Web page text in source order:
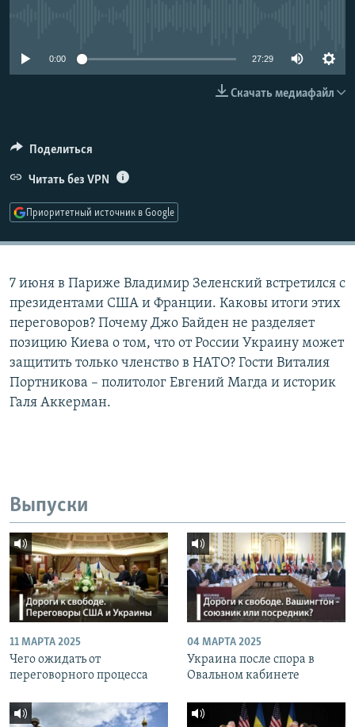
0:00 27:29
Скачать медиафайл
Поделиться
Читать без VPN
Приоритетный источник в Google
7 июня в Париже Владимир Зеленский встретился с
президентами США и Франции. Каковы итоги этих
переговоров? Почему Джо Байден не разделяет
позицию Киева о том, что от России Украину может
защитить только членство в НАТО? Гости Виталия
Портникова – политолог Евгений Магда и историк
Галя Аккерман.
Выпуски
11 МАРТА 2025
Чего ожидать от
переговорного процесса
04 МАРТА 2025
Украина после спора в
Овальном кабинете